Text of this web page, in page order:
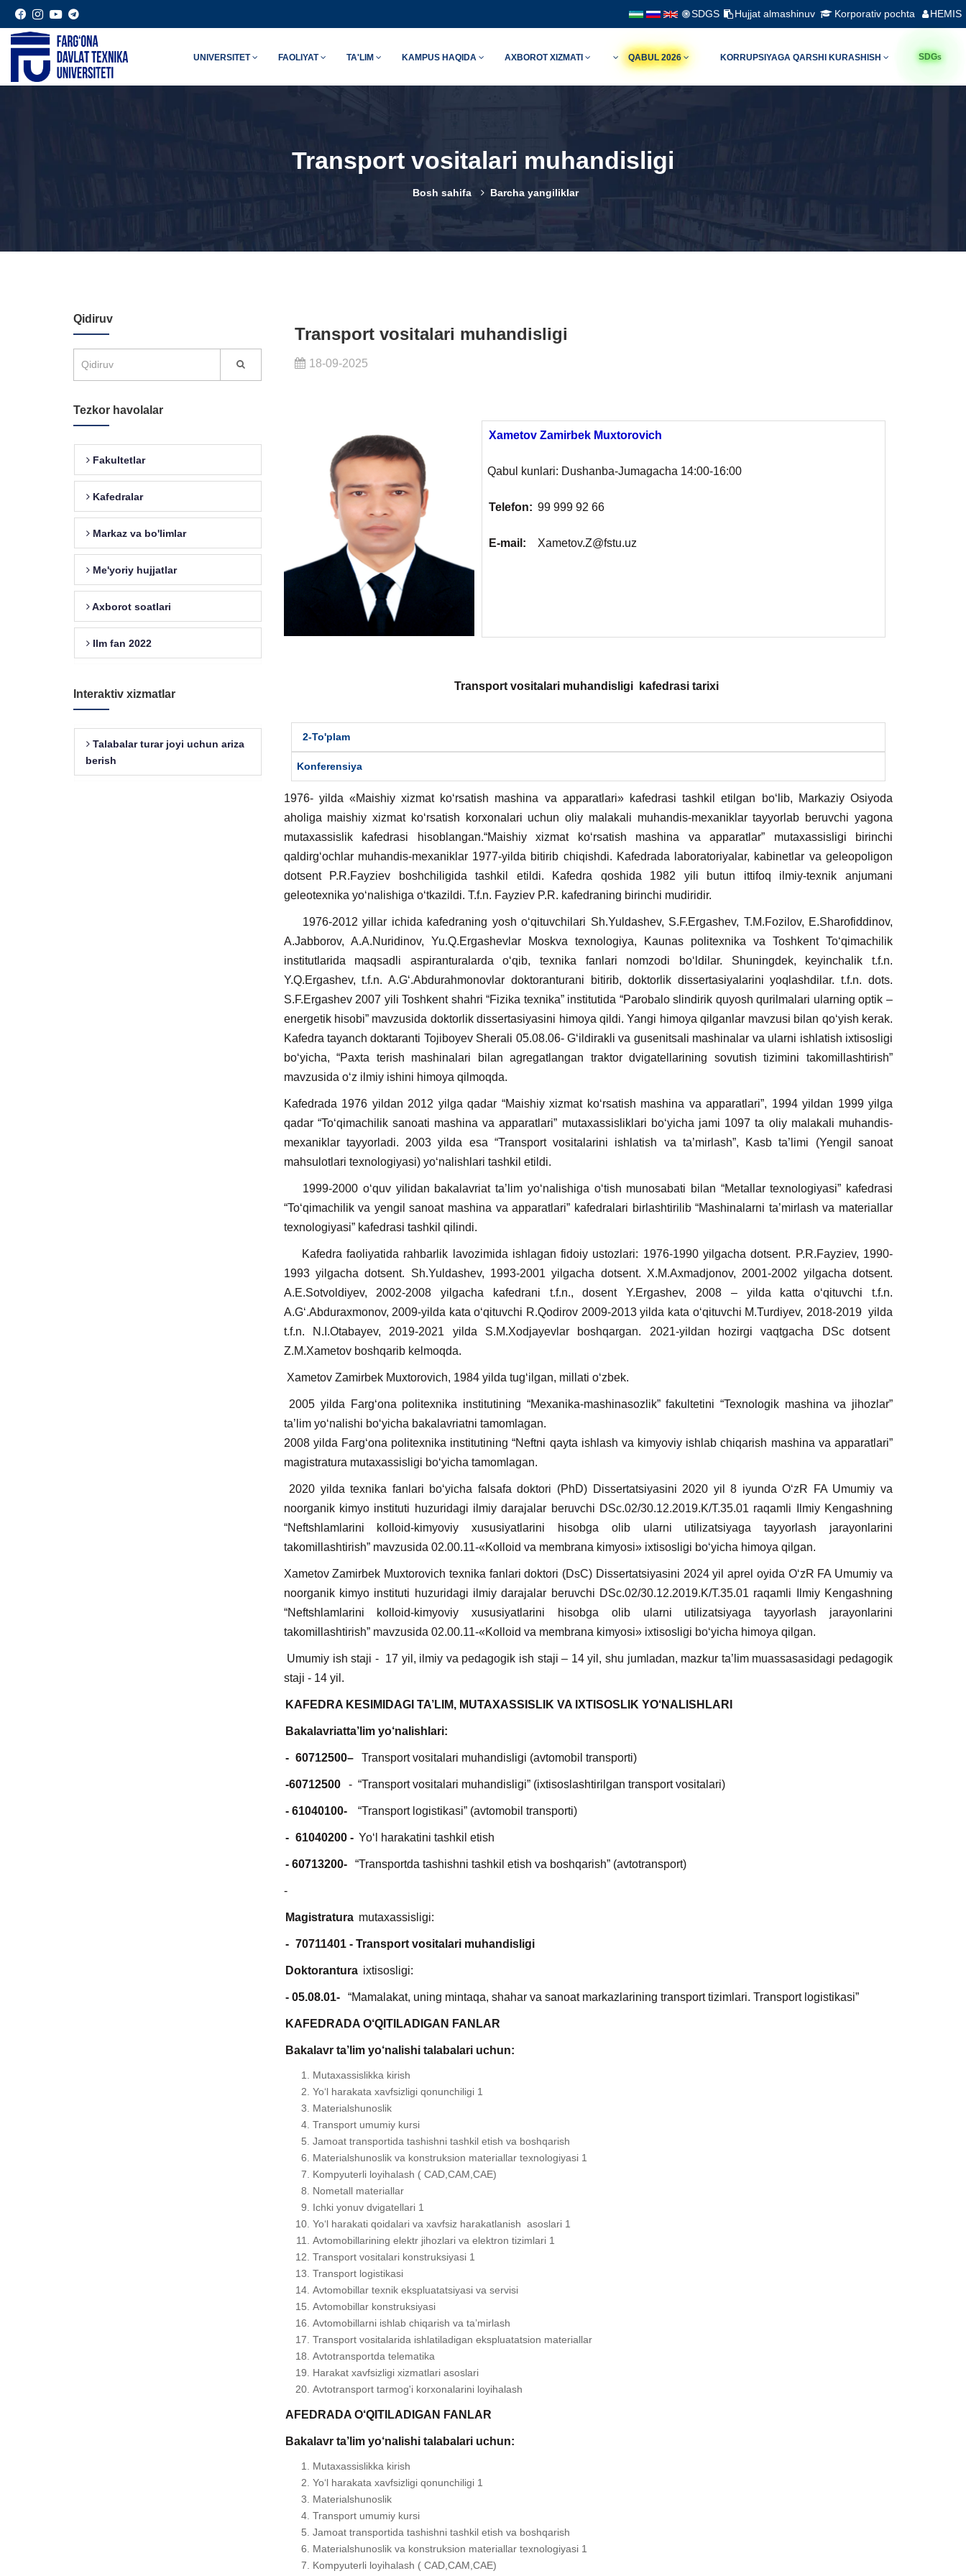
SDGS Hujjat almashinuv Korporativ pochta HEMIS
UNIVERSITET FAOLIYAT TA'LIM KAMPUS HAQIDA AXBOROT XIZMATI QABUL 2026 KORRUPSIYAGA QARSHI KURASHISH SDGs
Transport vositalari muhandisligi
Bosh sahifa Barcha yangiliklar
Transport vositalari muhandisligi
18-09-2025
Xametov Zamirbek Muxtorovich
Qabul kunlari: Dushanba-Jumagacha 14:00-16:00
Telefon: 99 999 92 66
E-mail: Xametov.Z@fstu.uz
Transport vositalari muhandisligi kafedrasi tarixi
2-To'plam
Konferensiya
1976- yilda «Maishiy xizmat ko‘rsatish mashina va apparatlari» kafedrasi tashkil etilgan bo‘lib, Markaziy Osiyoda
aholiga maishiy xizmat ko‘rsatish korxonalari uchun oliy malakali muhandis-mexaniklar tayyorlab beruvchi yagona
mutaxassislik kafedrasi hisoblangan.“Maishiy xizmat ko‘rsatish mashina va apparatlar” mutaxassisligi birinchi
qaldirg‘ochlar muhandis-mexaniklar 1977-yilda bitirib chiqishdi. Kafedrada laboratoriyalar, kabinetlar va geleopoligon
dotsent P.R.Fayziev boshchiligida tashkil etildi. Kafedra qoshida 1982 yili butun ittifoq ilmiy-texnik anjumani
geleotexnika yo‘nalishiga o‘tkazildi. T.f.n. Fayziev P.R. kafedraning birinchi mudiridir.
1976-2012 yillar ichida kafedraning yosh o‘qituvchilari Sh.Yuldashev, S.F.Ergashev, T.M.Fozilov, E.Sharofiddinov,
A.Jabborov, A.A.Nuridinov, Yu.Q.Ergashevlar Moskva texnologiya, Kaunas politexnika va Toshkent To‘qimachilik
institutlarida maqsadli aspiranturalarda o‘qib, texnika fanlari nomzodi bo‘ldilar. Shuningdek, keyinchalik t.f.n.
Y.Q.Ergashev, t.f.n. A.G‘.Abdurahmonovlar doktoranturani bitirib, doktorlik dissertasiyalarini yoqlashdilar. t.f.n. dots.
S.F.Ergashev 2007 yili Toshkent shahri “Fizika texnika” institutida “Parobalo slindirik quyosh qurilmalari ularning optik –
energetik hisobi” mavzusida doktorlik dissertasiyasini himoya qildi. Yangi himoya qilganlar mavzusi bilan qo‘yish kerak.
Kafedra tayanch doktaranti Tojiboyev Sherali 05.08.06- G‘ildirakli va gusenitsali mashinalar va ularni ishlatish ixtisosligi
bo‘yicha, “Paxta terish mashinalari bilan agregatlangan traktor dvigatellarining sovutish tizimini takomillashtirish”
mavzusida o‘z ilmiy ishini himoya qilmoqda.
Kafedrada 1976 yildan 2012 yilga qadar “Maishiy xizmat ko‘rsatish mashina va apparatlari”, 1994 yildan 1999 yilga
qadar “To‘qimachilik sanoati mashina va apparatlari” mutaxassisliklari bo‘yicha jami 1097 ta oliy malakali muhandis-
mexaniklar tayyorladi. 2003 yilda esa “Transport vositalarini ishlatish va ta’mirlash”, Kasb ta’limi (Yengil sanoat
mahsulotlari texnologiyasi) yo‘nalishlari tashkil etildi.
1999-2000 o‘quv yilidan bakalavriat ta’lim yo‘nalishiga o‘tish munosabati bilan “Metallar texnologiyasi” kafedrasi
“To‘qimachilik va yengil sanoat mashina va apparatlari” kafedralari birlashtirilib “Mashinalarni ta’mirlash va materiallar
texnologiyasi” kafedrasi tashkil qilindi.
Kafedra faoliyatida rahbarlik lavozimida ishlagan fidoiy ustozlari: 1976-1990 yilgacha dotsent. P.R.Fayziev, 1990-
1993 yilgacha dotsent. Sh.Yuldashev, 1993-2001 yilgacha dotsent. X.M.Axmadjonov, 2001-2002 yilgacha dotsent.
A.E.Sotvoldiyev, 2002-2008 yilgacha kafedrani t.f.n., dosent Y.Ergashev, 2008 – yilda katta o‘qituvchi t.f.n.
A.G‘.Abduraxmonov, 2009-yilda kata o‘qituvchi R.Qodirov 2009-2013 yilda kata o‘qituvchi M.Turdiyev, 2018-2019 yilda
t.f.n. N.I.Otabayev, 2019-2021 yilda S.M.Xodjayevlar boshqargan. 2021-yildan hozirgi vaqtgacha DSc dotsent
Z.M.Xametov boshqarib kelmoqda.
Xametov Zamirbek Muxtorovich, 1984 yilda tug‘ilgan, millati o‘zbek.
2005 yilda Farg‘ona politexnika institutining “Mexanika-mashinasozlik” fakultetini “Texnologik mashina va jihozlar”
ta’lim yo‘nalishi bo‘yicha bakalavriatni tamomlagan.
2008 yilda Farg‘ona politexnika institutining “Neftni qayta ishlash va kimyoviy ishlab chiqarish mashina va apparatlari”
magistratura mutaxassisligi bo‘yicha tamomlagan.
2020 yilda texnika fanlari bo‘yicha falsafa doktori (PhD) Dissertatsiyasini 2020 yil 8 iyunda O‘zR FA Umumiy va
noorganik kimyo instituti huzuridagi ilmiy darajalar beruvchi DSc.02/30.12.2019.K/T.35.01 raqamli Ilmiy Kengashning
“Neftshlamlarini kolloid-kimyoviy xususiyatlarini hisobga olib ularni utilizatsiyaga tayyorlash jarayonlarini
takomillashtirish” mavzusida 02.00.11-«Kolloid va membrana kimyosi» ixtisosligi bo‘yicha himoya qilgan.
Xametov Zamirbek Muxtorovich texnika fanlari doktori (DsC) Dissertatsiyasini 2024 yil aprel oyida O‘zR FA Umumiy va
noorganik kimyo instituti huzuridagi ilmiy darajalar beruvchi DSc.02/30.12.2019.K/T.35.01 raqamli Ilmiy Kengashning
“Neftshlamlarini kolloid-kimyoviy xususiyatlarini hisobga olib ularni utilizatsiyaga tayyorlash jarayonlarini
takomillashtirish” mavzusida 02.00.11-«Kolloid va membrana kimyosi» ixtisosligi bo‘yicha himoya qilgan.
Umumiy ish staji - 17 yil, ilmiy va pedagogik ish staji – 14 yil, shu jumladan, mazkur ta’lim muassasasidagi pedagogik
staji - 14 yil.
KAFEDRA KESIMIDAGI TA’LIM, MUTAXASSISLIK VA IXTISOSLIK YO‘NALISHLARI
Bakalavriatta’lim yo‘nalishlari:
- 60712500– Transport vositalari muhandisligi (avtomobil transporti)
-60712500 - “Transport vositalari muhandisligi” (ixtisoslashtirilgan transport vositalari)
- 61040100- “Transport logistikasi” (avtomobil transporti)
- 61040200 - Yo‘l harakatini tashkil etish
- 60713200- “Transportda tashishni tashkil etish va boshqarish” (avtotransport)
-
Magistratura mutaxassisligi:
- 70711401 - Transport vositalari muhandisligi
Doktorantura ixtisosligi:
- 05.08.01- “Mamalakat, uning mintaqa, shahar va sanoat markazlarining transport tizimlari. Transport logistikasi”
KAFEDRADA O‘QITILADIGAN FANLAR
Bakalavr ta’lim yo‘nalishi talabalari uchun:
Mutaxassislikka kirish
Yo‘l harakata xavfsizligi qonunchiligi 1
Materialshunoslik
Transport umumiy kursi
Jamoat transportida tashishni tashkil etish va boshqarish
Materialshunoslik va konstruksion materiallar texnologiyasi 1
Kompyuterli loyihalash ( CAD,CAM,CAE)
Nometall materiallar
Ichki yonuv dvigatellari 1
Yo‘l harakati qoidalari va xavfsiz harakatlanish asoslari 1
Avtomobillarining elektr jihozlari va elektron tizimlari 1
Transport vositalari konstruksiyasi 1
Transport logistikasi
Avtomobillar texnik ekspluatatsiyasi va servisi
Avtomobillar konstruksiyasi
Avtomobillarni ishlab chiqarish va ta’mirlash
Transport vositalarida ishlatiladigan ekspluatatsion materiallar
Avtotransportda telematika
Harakat xavfsizligi xizmatlari asoslari
Avtotransport tarmog'i korxonalarini loyihalash
AFEDRADA O‘QITILADIGAN FANLAR
Bakalavr ta’lim yo‘nalishi talabalari uchun:
Mutaxassislikka kirish
Yo‘l harakata xavfsizligi qonunchiligi 1
Materialshunoslik
Transport umumiy kursi
Jamoat transportida tashishni tashkil etish va boshqarish
Materialshunoslik va konstruksion materiallar texnologiyasi 1
Kompyuterli loyihalash ( CAD,CAM,CAE)
Qidiruv
Tezkor havolalar
Fakultetlar
Kafedralar
Markaz va bo'limlar
Me'yoriy hujjatlar
Axborot soatlari
Ilm fan 2022
Interaktiv xizmatlar
Talabalar turar joyi uchun ariza
berish